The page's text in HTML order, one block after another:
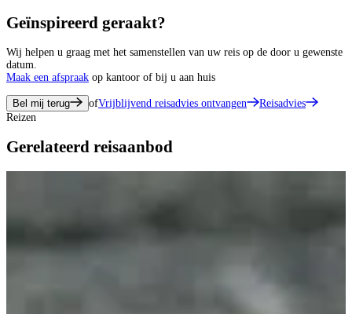
Geïnspireerd geraakt?
Wij helpen u graag met het samenstellen van uw reis op de door u gewenste
datum.
Maak een afspraak op kantoor of bij u aan huis
Bel mij terug ofVrijblijvend reisadvies ontvangen
Reisadvies
Reizen
Gerelateerd reisaanbod